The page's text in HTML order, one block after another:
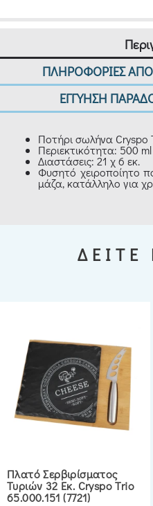
ΠΛΗΡΟΦΟΡΙΕΣ
ΕΓΓΥΗΣΗ
Ποτήρι σωλήνα Cryspo
Περιεκτικότητα: 500 ml
Διαστάσεις: 21 χ 6 εκ.
Φυσητό χειροποίητο
μάζα, κατάλληλο για
ΔΕΙΤΕ
Πλατό Σερβιρίσματος
Τυριών 32 Εκ. Cryspo Trio
65.000.151 (7721)